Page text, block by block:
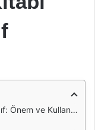
ve Kullanım Alanları